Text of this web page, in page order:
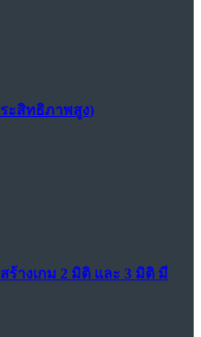
ะสิทธิภาพสูง)
ร้างเกม 2 มิติ และ 3 มิติ มี